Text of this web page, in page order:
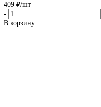
409 ₽/шт
-
В корзину